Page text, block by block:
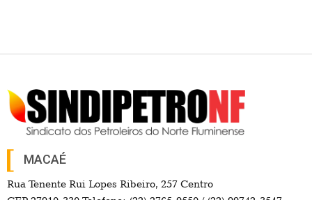
MACAÉ
Rua Tenente Rui Lopes Ribeiro, 257 Centro